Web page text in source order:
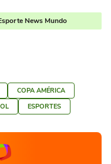
News Mundo
COPA AMÉRICA
ESPORTES